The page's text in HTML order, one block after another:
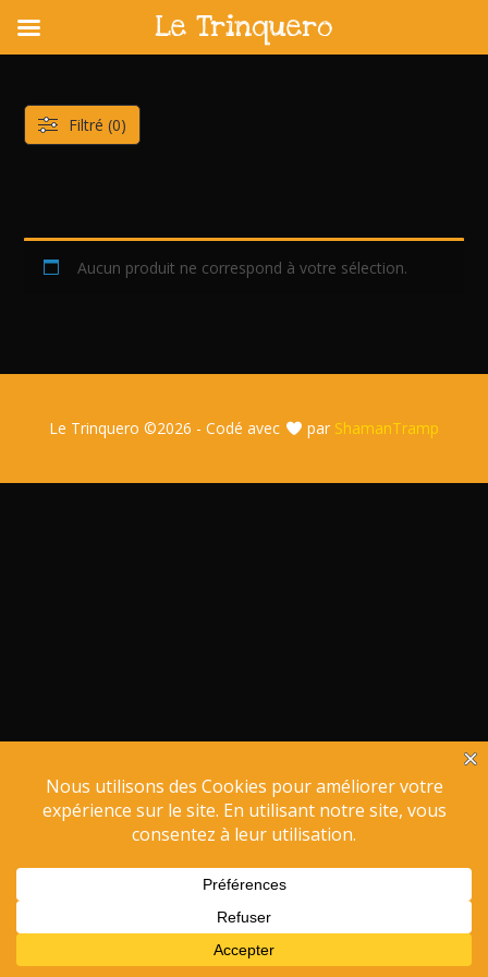
content
Aucun produit ne correspond à votre sélection.
Filtré (0)
Le Trinquero ©2026 - Codé avec par ShamanTramp
Le Trinquero